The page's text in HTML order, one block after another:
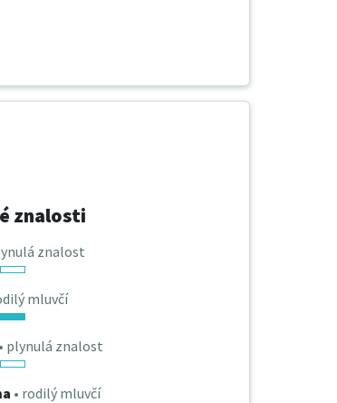
znalosti
znalost
mluvčí
• plynulá znalost
• rodilý mluvčí